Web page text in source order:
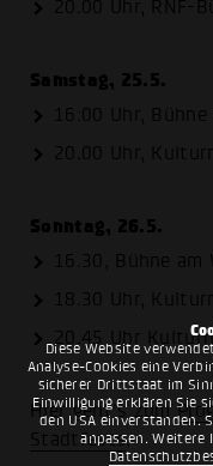
Diese Website
Analyse-Cookies eine
sicherer Drittstaat im
Einwilligung erklären Sie
den USA einverstanden.
anpassen.
20.00 Uhr, RNF-
Samstag, 25.5.
16:00 Uhr,
20.00 Uhr,
Sonntag, 26.5.
16.30, Bühne am
18.30 Uhr,
20.45 Uhr
Hier geht's zum
Stadtfests.